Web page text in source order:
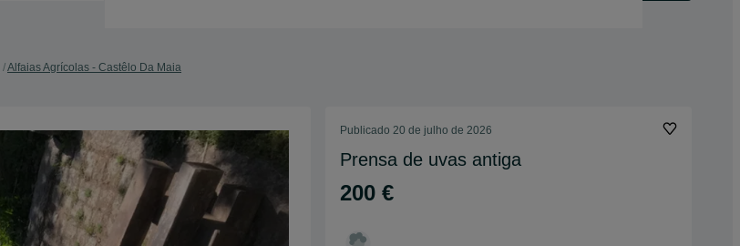
Alfaias Agrícolas - Castêlo Da Maia
Publicado 20 de julho de 2026
Prensa de uvas antiga
200 €